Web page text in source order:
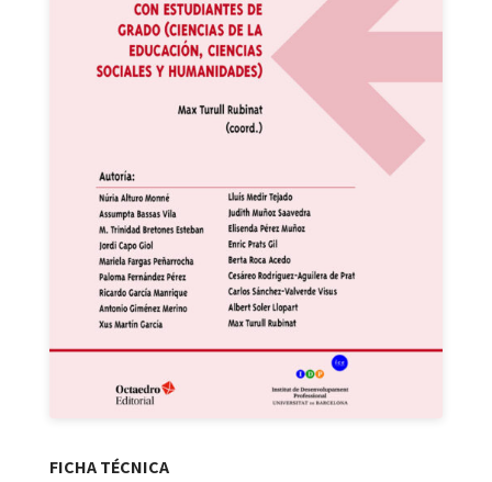
FICHA TÉCNICA